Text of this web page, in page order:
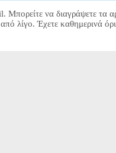
Μπορείτε να διαγράψετε τα
λίγο. Έχετε καθημερινά